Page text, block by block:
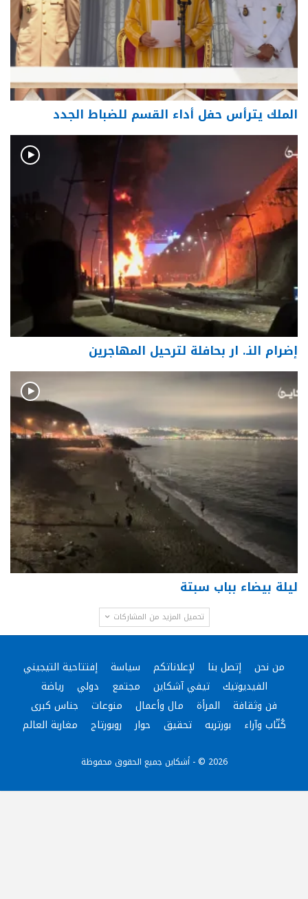
الملك يترأس حفل أداء القسم للضباط الجدد
إضرام النـ. ار بحافلة لترحيل المهاجرين
ليلة بيضاء بباب سبتة
تحميل المزيد من المشاركات
من نحن إتصل بنا لإعلاناتكم سياسة
إفتتاحية التيجيني
الفيديوتيك
تيفي آشكاين مجتمع دولي
رياضة
فن وثقافة
المرأة مال وأعمال منوعات
جناس كبرى
كُتّاب وآراء
بورتريه تحقيق حوار روبورتاج مغاربة العالم
2026 © - أشكاين جميع الحقوق محفوظة